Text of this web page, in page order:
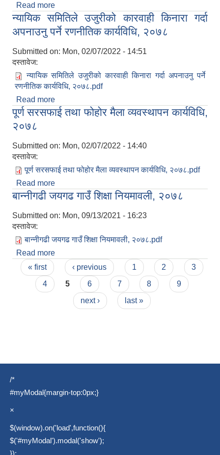
Read more
सुविधा तथा प्रोत्साहन भत्ता कार्यविधी, २०७४ (पहिलो
संशोधन २०७८ )
न्यायिक समितिले उजुरीको कारवाही किनारा गर्दा
अपनाउनु पर्ने रणनीतिक कार्यविधि, २०७८
Submitted on: Mon, 02/07/2022 - 14:51
दस्तावेज:
न्यायिक समितिले उजुरीको कारवाही किनारा गर्दा अपनाउनु पर्ने
रणनीतिक कार्यविधि, २०७८.pdf
Read more
अपनाउनु पर्ने रणनीतिक कार्यविधि, २०७८
पूर्ण सरसफाई तथा फोहोर मैला व्यवस्थापन कार्यविधि,
२०७८
Submitted on: Mon, 02/07/2022 - 14:40
दस्तावेज:
पूर्ण सरसफाई तथा फोहोर मैला व्यवस्थापन कार्यविधि, २०७८.pdf
Read more
२०७८
बान्नीगढी जयगढ गाउँ शिक्षा नियमावली, २०७८
Submitted on: Mon, 09/13/2021 - 16:23
दस्तावेज:
बान्नीगढी जयगढ गाउँ शिक्षा नियमावली, २०७८.pdf
Read more
Pages
« first ‹ previous 1 2
3
4
5 6 7 8
9
next ›
last »
/*
#myModal{margin-top:0px;}
×
$(window).on('load',function(){
$('#myModal').modal('show');
});